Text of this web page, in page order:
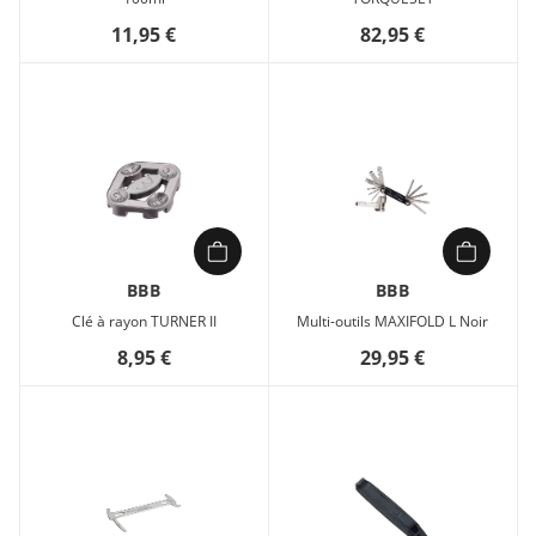
11,95 € 82,95 €
BBB
Clé à rayon TURNER II
8,95 €
BBB
Multi-outils MAXIFOLD L Noir
29,95 €